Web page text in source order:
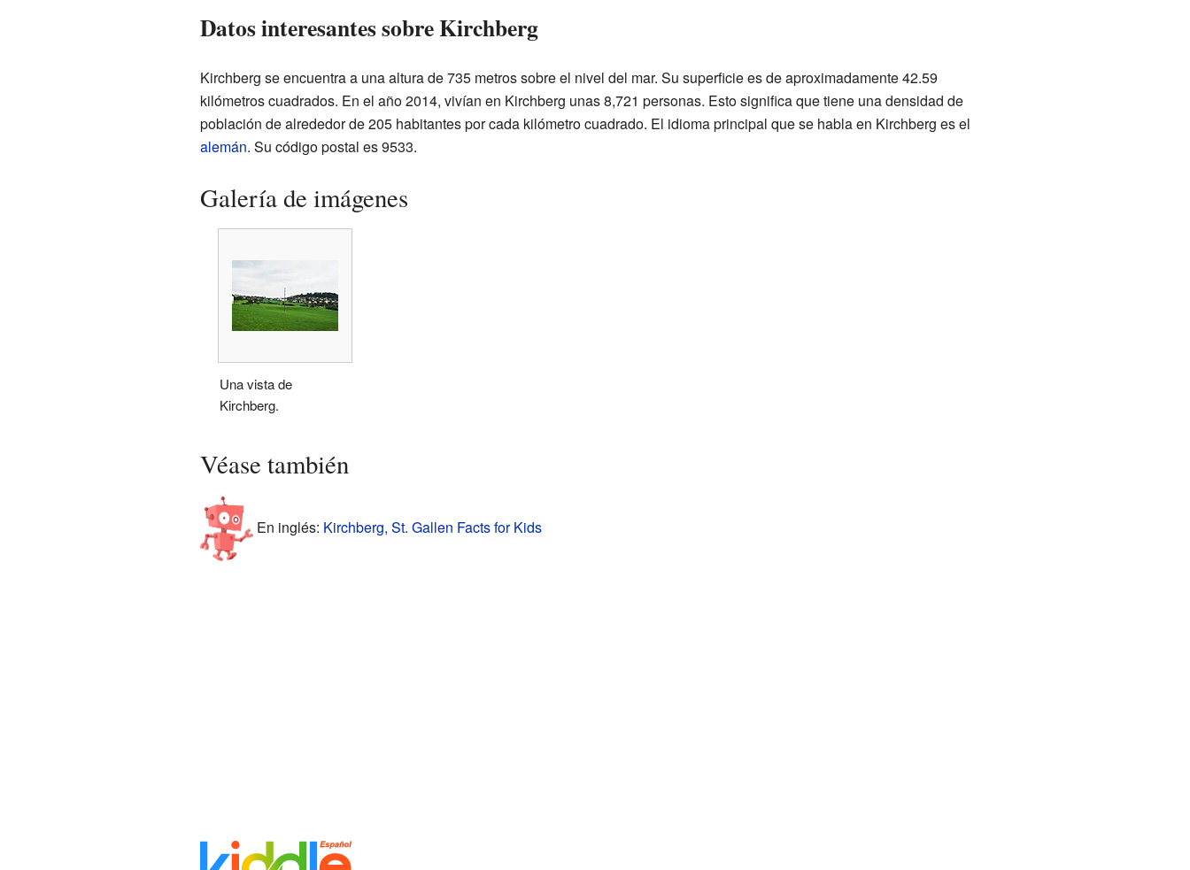
Datos interesantes sobre Kirchberg
Kirchberg se encuentra a una altura de 735 metros sobre el nivel del mar. Su superficie es de aproximadamente 42.59
kilómetros cuadrados. En el año 2014, vivían en Kirchberg unas 8,721 personas. Esto significa que tiene una densidad de
población de alrededor de 205 habitantes por cada kilómetro cuadrado. El idioma principal que se habla en Kirchberg es el
alemán. Su código postal es 9533.
Galería de imágenes
Una vista de
Kirchberg.
Véase también
En inglés: Kirchberg, St. Gallen Facts for Kids